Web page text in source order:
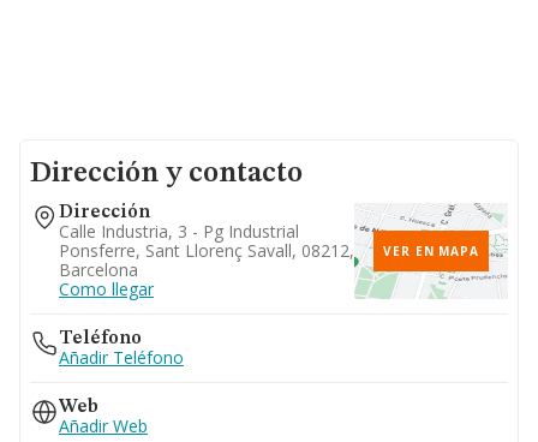
Dirección y contacto
Dirección
Calle Industria, 3 - Pg Industrial
Ponsferre, Sant Llorenç Savall, 08212,
Barcelona
Como llegar
VER EN MAPA
Teléfono
Añadir Teléfono
Web
Añadir Web